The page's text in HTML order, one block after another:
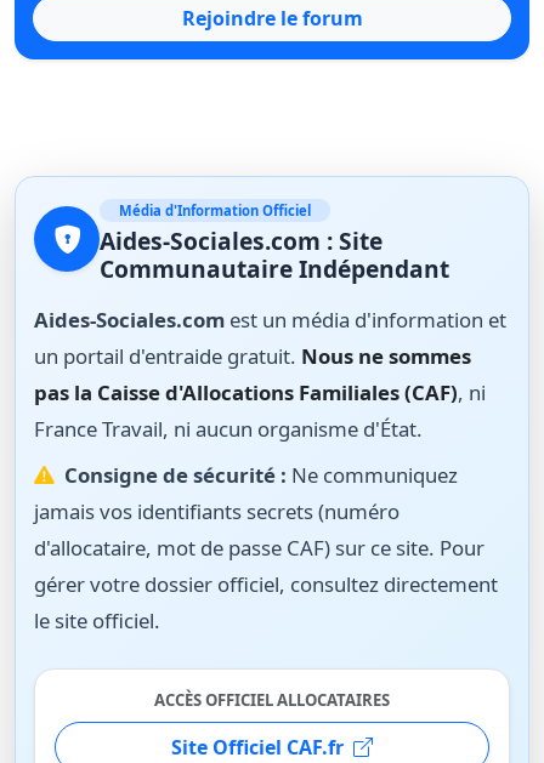
Rejoindre le forum
Média d'Information Officiel
Aides-Sociales.com : Site
Communautaire Indépendant
Aides-Sociales.com est un média d'information et
un portail d'entraide gratuit. Nous ne sommes
pas la Caisse d'Allocations Familiales (CAF), ni
France Travail, ni aucun organisme d'État.
Consigne de sécurité : Ne communiquez
jamais vos identifiants secrets (numéro
d'allocataire, mot de passe CAF) sur ce site. Pour
gérer votre dossier officiel, consultez directement
le site officiel.
ACCÈS OFFICIEL ALLOCATAIRES
Site Officiel CAF.fr